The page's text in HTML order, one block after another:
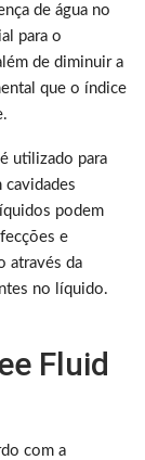
de água no
para o
de diminuir a
que o índice
utilizado para
cavidades
podem
e
através da
no líquido.
Fluid
com a